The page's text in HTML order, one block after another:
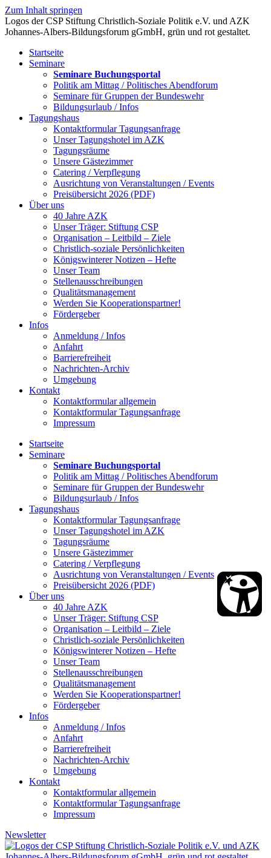
Zum Inhalt springen
Startseite
Seminare
Seminare Buchungsportal
Politik am Mittag / Politisches Abendforum
Seminare für Gruppen der Bundeswehr
Bildungsurlaub / Infos
Tagungshaus
Kontaktformular Tagungsanfrage
Unser Tagungshotel im AZK
Tagungsräume
Unsere Gästezimmer
Catering / Verpflegung
Ausrichtung von Veranstaltungen / Events
Preisübersicht 2026 (PDF)
Über uns
40 Jahre AZK
Unser Träger: Stiftung CSP
Organisation – Leitbild – Ziele
Christlich-soziale Persönlichkeiten
Königswinterer Notizen – Hefte
Unser Team
Stellenausschreibungen
Qualitätsmanagement
Werden Sie Kooperationspartner!
Fördergeber
Infos
Anmeldung / Infos
Anfahrt
Barrierefreiheit
Nachrichten-Archiv
Umgebung
Kontakt
Kontaktformular allgemein
Kontaktformular Tagungsanfrage
Impressum
Startseite
Seminare
Seminare Buchungsportal
Politik am Mittag / Politisches Abendforum
Seminare für Gruppen der Bundeswehr
Bildungsurlaub / Infos
Tagungshaus
Kontaktformular Tagungsanfrage
Unser Tagungshotel im AZK
Tagungsräume
Unsere Gästezimmer
Catering / Verpflegung
Ausrichtung von Veranstaltungen / Events
Preisübersicht 2026 (PDF)
Über uns
40 Jahre AZK
Unser Träger: Stiftung CSP
Organisation – Leitbild – Ziele
Christlich-soziale Persönlichkeiten
Königswinterer Notizen – Hefte
Unser Team
Stellenausschreibungen
Qualitätsmanagement
Werden Sie Kooperationspartner!
Fördergeber
Infos
Anmeldung / Infos
Anfahrt
Barrierefreiheit
Nachrichten-Archiv
Umgebung
Kontakt
Kontaktformular allgemein
Kontaktformular Tagungsanfrage
Impressum
Newsletter